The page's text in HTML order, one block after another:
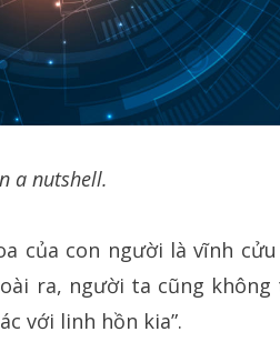
a nutshell.
của con người là vĩnh
ra, người ta cũng không
với linh hồn kia”.